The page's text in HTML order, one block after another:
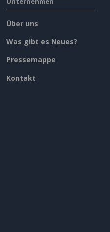
Über uns
Was gibt es Neues?
Pressemappe
Kontakt